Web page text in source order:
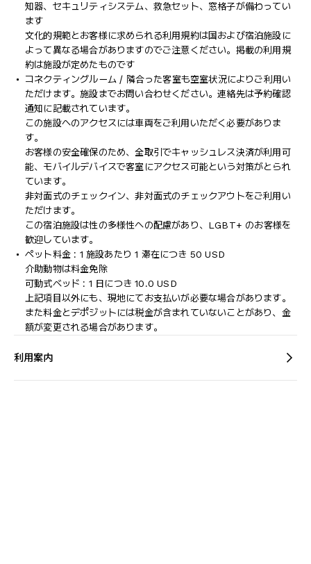
知器、セキュリティシステム、救急セット、窓格子が備わってい
ます
文化的規範とお客様に求められる利用規約は国および宿泊施設に
よって異なる場合がありますのでご注意ください。掲載の利用規
約は施設が定めたものです
コネクティングルーム / 隣合った客室も空室状況によりご利用い
ただけます。施設までお問い合わせください。連絡先は予約確認
通知に記載されています。
この施設へのアクセスには車両をご利用いただく必要がありま
す。
お客様の安全確保のため、全取引でキャッシュレス決済が利用可
能、モバイルデバイスで客室にアクセス可能という対策がとられ
ています。
非対面式のチェックイン、非対面式のチェックアウトをご利用い
ただけます。
この宿泊施設は性の多様性への配慮があり、LGBT+ のお客様を
歓迎しています。
ペット料金 : 1 施設あたり 1 滞在につき 50 USD
介助動物は料金免除
可動式ベッド : 1 日につき 10.0 USD
上記項目以外にも、現地にてお支払いが必要な場合があります。
また料金とデポジットには税金が含まれていないことがあり、金
額が変更される場合があります。
利用案内